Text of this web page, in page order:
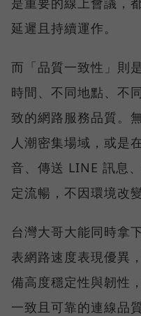
延遲且持續運作。
而「品質一致性」則
時間、不同地點、不
致的網路服務品質。
人潮密集場域，或是
音、傳送 LINE 訊息
定流暢，不因環境改
台灣大哥大能同時拿
表網路速度表現優異
備高度穩定性與韌性
一致且可靠的連線品質